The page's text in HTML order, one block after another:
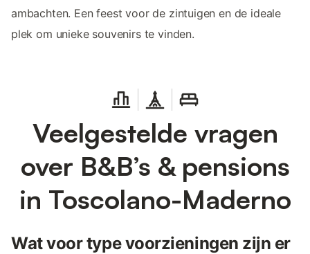
ambachten. Een feest voor de zintuigen en de ideale
plek om unieke souvenirs te vinden.
Veelgestelde vragen
over B&B’s & pensions
in Toscolano-Maderno
Wat voor type voorzieningen zijn er